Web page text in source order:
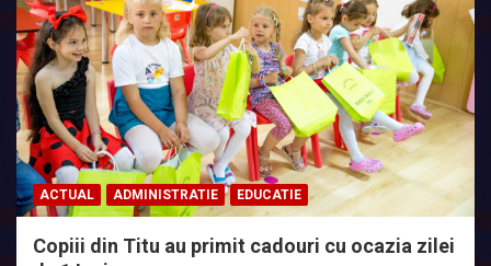
ACTUAL ADMINISTRATIE EDUCATIE
Copiii din Titu au primit cadouri cu ocazia zilei